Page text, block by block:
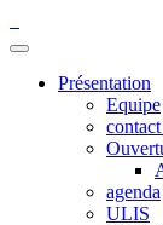
Présentation
Equipe
agenda
ULIS